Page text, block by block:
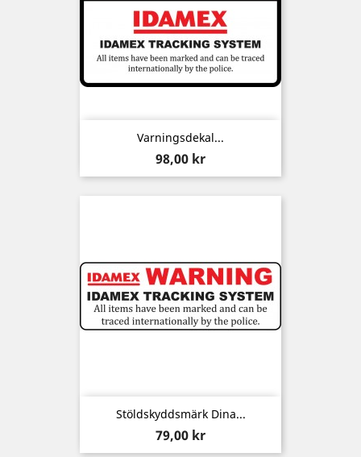
Varningsdekal...
Pris
98,00 kr
Stöldskyddsmärk Dina...
Pris
79,00 kr